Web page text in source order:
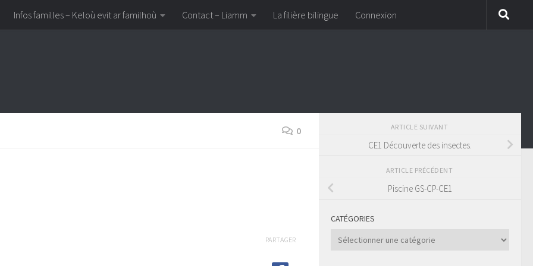
Infos familles – Keloù evit ar familhoù Contact – Liamm La filière bilingue Connexion
0
PARTAGER
ARTICLE SUIVANT
CE1 Découverte des insectes.
ARTICLE PRÉCÉDENT
Piscine GS-CP-CE1
CATÉGORIES
Catégories